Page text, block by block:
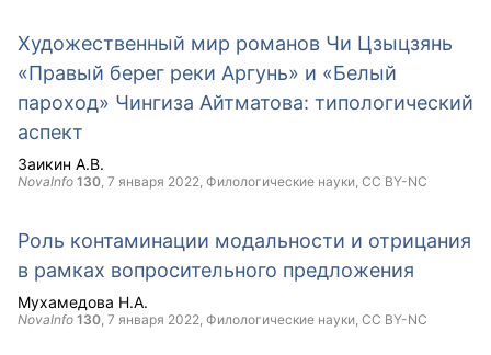
Художественный мир романов Чи Цзыцзянь
«Правый берег реки Аргунь» и «Белый
пароход» Чингиза Айтматова: типологический
аспект
Заикин А.В.
NovaInfo 130, 7 января 2022, Филологические науки, CC BY-NC
Роль контаминации модальности и отрицания
в рамках вопросительного предложения
Мухамедова Н.А.
NovaInfo 130, 7 января 2022, Филологические науки, CC BY-NC